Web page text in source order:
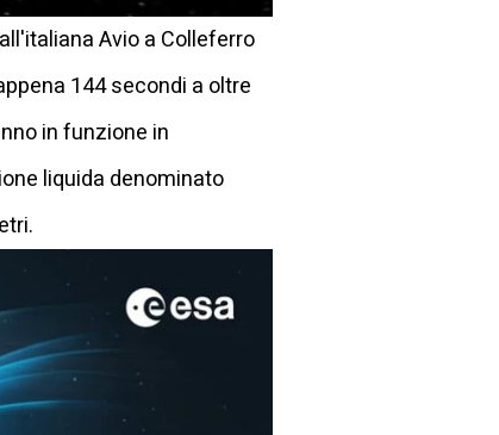
Avio a Colleferro
144 secondi a oltre
in funzione in
liquida denominato